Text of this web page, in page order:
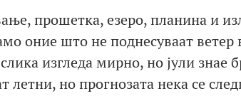
прошетка, езеро, планина и
оние што не поднесуваат ветер
изгледа мирно, но јули знае
летни, но прогнозата нека се